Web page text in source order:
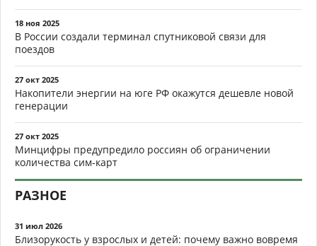
18 ноя 2025
В России создали терминал спутниковой связи для
поездов
27 окт 2025
Накопители энергии на юге РФ окажутся дешевле новой
генерации
27 окт 2025
Минцифры предупредило россиян об ограничении
количества сим-карт
РАЗНОЕ
31 июл 2026
Близорукость у взрослых и детей: почему важно вовремя